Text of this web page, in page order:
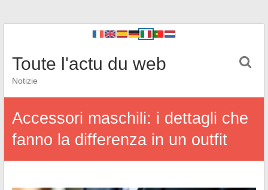
Toute l'actu du web
Notizie
Accessori maschili: i dettagli che
fanno la differenza in un outfit